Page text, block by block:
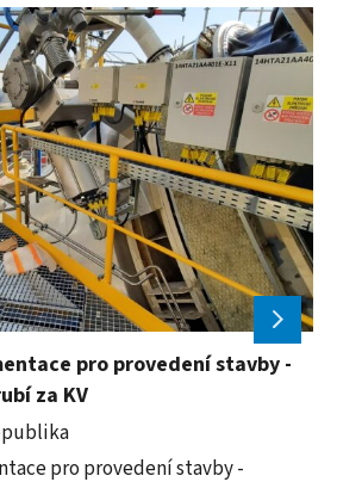
pro provedení stavby -
za KV
pro provedení stavby -